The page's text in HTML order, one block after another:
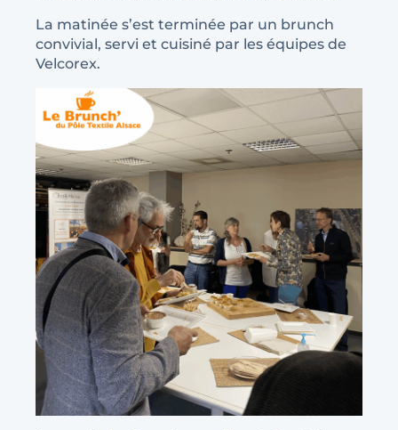
La matinée s’est terminée par un brunch
convivial, servi et cuisiné par les équipes de
Velcorex.